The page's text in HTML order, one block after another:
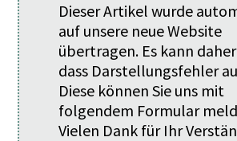
Dieser Artikel wurde
auf unsere neue Website
übertragen. Es kann
dass Darstellungsfehler
Diese können Sie uns mit
folgendem Formular
Vielen Dank für Ihr